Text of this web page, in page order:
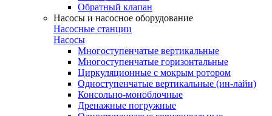
Обратный клапан
Насосы и насосное оборудование
Насосные станции
Насосы
Многоступенчатые вертикальные
Многоступенчатые горизонтальные
Циркуляционные с мокрым ротором
Одноступенчатые вертикальные (ин-лайн)
Консольно-моноблочные
Дренажные погружные